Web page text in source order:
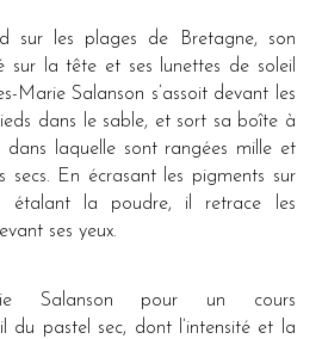
les plages de Bretagne, son
sur la tête et ses lunettes de soleil
Marie Salanson s’assoit devant les
dans le sable, et sort sa boîte à
dans laquelle sont rangées mille et
secs. En écrasant les pigments sur
la poudre, il retrace les
ses yeux.
Salanson pour un cours
du pastel sec, dont l’intensité et la